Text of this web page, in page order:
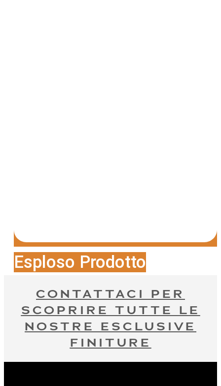
Esploso Prodotto
CONTATTACI PER
SCOPRIRE TUTTE LE
NOSTRE ESCLUSIVE
FINITURE